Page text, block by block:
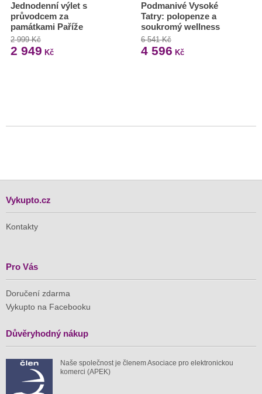
Jednodenní výlet s
průvodcem za
památkami Paříže
2 999 Kč
2 949 Kč
Podmanivé Vysoké
Tatry: polopenze a
soukromý wellness
6 541 Kč
4 596 Kč
Vykupto.cz
Kontakty
Pro Vás
Doručení zdarma
Vykupto na Facebooku
Důvěryhodný nákup
Naše společnost je členem Asociace pro elektronickou
komerci (APEK)